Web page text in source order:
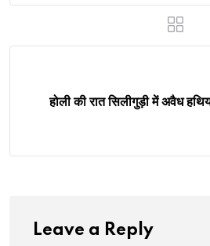
होली की रात सिलीगुड़ी में अवैध
Leave a Reply